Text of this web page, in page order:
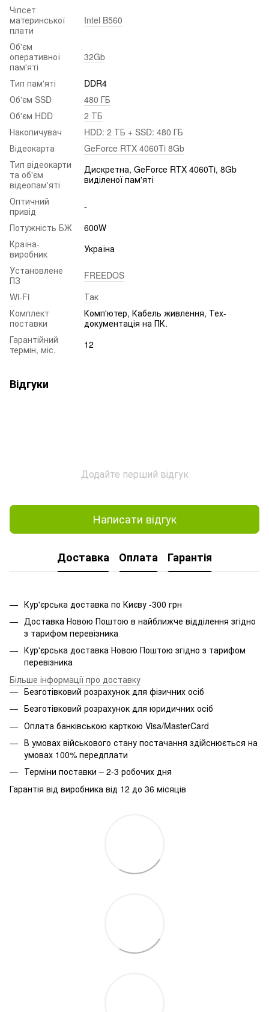
Чіпсет
материнської
плати
Intel B560
Об'єм
оперативної
пам'яті
32Gb
Тип пам'яті
DDR4
Об'єм SSD
480 ГБ
Об'єм HDD
2 ТБ
Накопичувач
HDD: 2 ТБ + SSD: 480 ГБ
Відеокарта
GeForce RTX 4060Ti 8Gb
Тип відеокарти
та об'єм
відеопам'яті
Дискретна, GeForce RTX 4060Ti, 8Gb
виділеної пам'яті
Оптичний
привід
-
Потужність БЖ
600W
Країна-
виробник
Україна
Установлене
ПЗ
FREEDOS
Wi-Fi
Так
Комплект
поставки
Комп'ютер, Кабель живлення, Тех-
документація на ПК.
Гарантійний
термін, міс.
12
Відгуки
Додайте перший відгук
Написати відгук
Доставка Оплата Гарантія
Кур'єрська доставка по Києву -300 грн
Доставка Новою Поштою в найближче відділення згідно
з тарифом перевізника
Кур'єрська доставка Новою Поштою згідно з тарифом
перевізника
Більше інформації про доставку
Безготівковий розрахунок для фізичних осіб
Безготівковий розрахунок для юридичних осіб
Оплата банківською карткою Visa/MasterCard
В умовах військового стану постачання здійснюється на
умовах 100% передплати
Терміни поставки – 2-3 робочих дня
Гарантія від виробника від 12 до 36 місяців